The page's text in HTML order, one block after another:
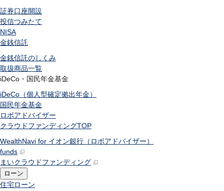
証券口座開設
投信つみたて
NISA
金銭信託
金銭信託のしくみ
取扱商品一覧
iDeCo・国民年金基金
iDeCo（個人型確定拠出年金）
国民年金基金
ロボアドバイザー
クラウドファンディングTOP
WealthNavi for イオン銀行（ロボアドバイザー）
funds
まいクラウドファンディング
ローン
住宅ローン